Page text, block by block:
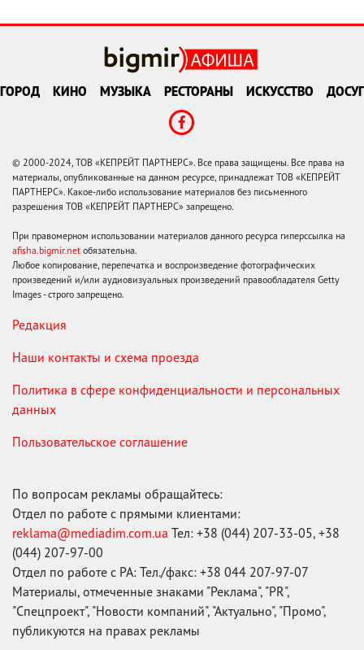
ГОРОД КИНО МУЗЫКА РЕСТОРАНЫ ИСКУССТВО ДОСУГ
© 2000-2024, ТОВ «КЕПРЕЙТ ПАРТНЕРС». Все права защищены. Все права на
материалы, опубликованные на данном ресурсе, принадлежат ТОВ «КЕПРЕЙТ
ПАРТНЕРС». Какое-либо использование материалов без письменного
разрешения ТОВ «КЕПРЕЙТ ПАРТНЕРС» запрещено.
При правомерном использовании материалов данного ресурса гиперссылка на
afisha.bigmir.net обязательна.
Любое копирование, перепечатка и воспроизведение фотографических
произведений и/или аудиовизуальных произведений правообладателя Getty
Images - строго запрещено.
Редакция
Наши контакты и схема проезда
Политика в сфере конфиденциальности и персональных
данных
Пользовательское соглашение
По вопросам рекламы обращайтесь:
Отдел по работе с прямыми клиентами:
reklama@mediadim.com.ua Тел: +38 (044) 207-33-05, +38
(044) 207-97-00
Отдел по работе с РА: Тел./факс: +38 044 207-97-07
Материалы, отмеченные знаками "Реклама", "PR",
"Спецпроект", "Новости компаний", "Актуально", "Промо",
публикуются на правах рекламы